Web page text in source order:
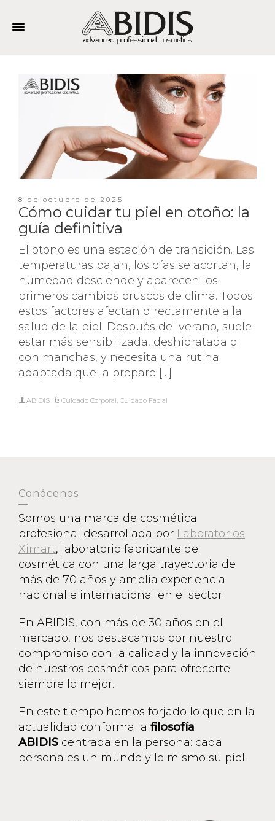
8 de octubre de 2025
Cómo cuidar tu piel en otoño: la
guía definitiva
El otoño es una estación de transición. Las
temperaturas bajan, los días se acortan, la
humedad desciende y aparecen los
primeros cambios bruscos de clima. Todos
estos factores afectan directamente a la
salud de la piel. Después del verano, suele
estar más sensibilizada, deshidratada o
con manchas, y necesita una rutina
adaptada que la prepare […]
ABIDIS Cuidado Corporal,Cuidado Facial
Conócenos
Somos una marca de cosmética
profesional desarrollada por Laboratorios
Ximart, laboratorio fabricante de
cosmética con una larga trayectoria de
más de 70 años y amplia experiencia
nacional e internacional en el sector.
En ABIDIS, con más de 30 años en el
mercado, nos destacamos por nuestro
compromiso con la calidad y la innovación
de nuestros cosméticos para ofrecerte
siempre lo mejor.
En este tiempo hemos forjado lo que en la
actualidad conforma la filosofía
ABIDIS centrada en la persona: cada
persona es un mundo y lo mismo su piel.